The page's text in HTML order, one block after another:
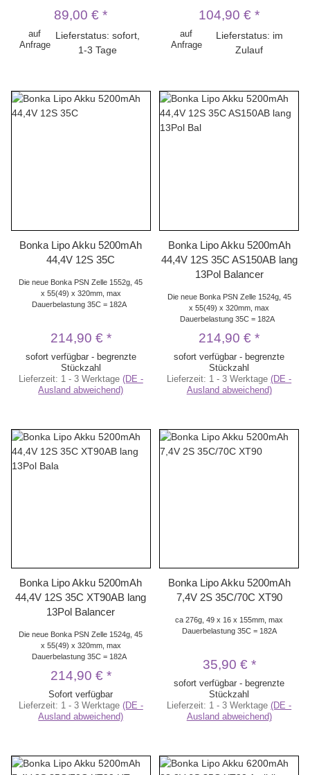
89,00 €*
auf
Anfrage
Lieferstatus: sofort,
1-3 Tage
104,90 €*
auf
Anfrage
Lieferstatus: im
Zulauf
Bonka Lipo Akku 5200mAh
44,4V 12S 35C
Die neue Bonka PSN Zelle 1552g, 45
x 55(49) x 320mm, max
Dauerbelastung 35C = 182A
214,90 € *
sofort verfügbar - begrenzte
Stückzahl
Lieferzeit: 1 - 3 Werktage (DE -
Ausland abweichend)
Bonka Lipo Akku 5200mAh
44,4V 12S 35C AS150AB lang
13Pol Balancer
Die neue Bonka PSN Zelle 1524g, 45
x 55(49) x 320mm, max
Dauerbelastung 35C = 182A
214,90 €*
sofort verfügbar - begrenzte
Stückzahl
Lieferzeit: 1 - 3 Werktage(DE -
Ausland abweichend)
Bonka Lipo Akku 5200mAh
44,4V 12S 35C XT90AB lang
13Pol Balancer
Die neue Bonka PSN Zelle 1524g, 45
x 55(49) x 320mm, max
Dauerbelastung 35C = 182A
214,90 € *
Sofort verfügbar
Lieferzeit: 1 - 3 Werktage (DE -
Ausland abweichend)
Bonka Lipo Akku 5200mAh
7,4V 2S 35C/70C XT90
ca 276g, 49 x 16 x 155mm, max
Dauerbelastung 35C = 182A
35,90 € *
sofort verfügbar - begrenzte
Stückzahl
Lieferzeit: 1 - 3 Werktage(DE -
Ausland abweichend)